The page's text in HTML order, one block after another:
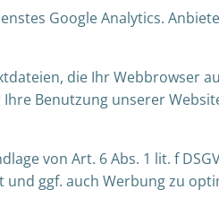
Google Analytics.
die Ihr
Benutzung unserer
von Art. 6 Abs. 1 lit. f
ggf. auch Werbung zu